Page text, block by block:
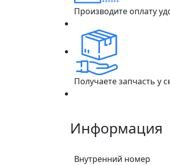
Производите оплату
Получаете запчасть у
Информация
Внутренний номер